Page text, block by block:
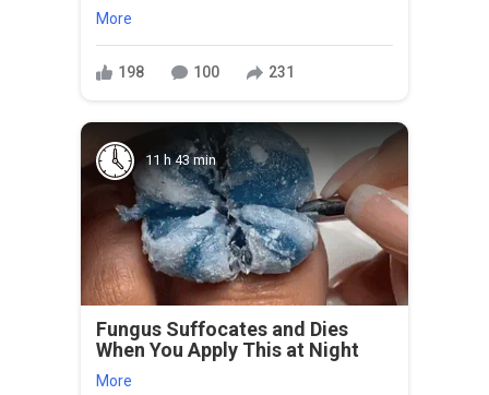
More
198 100 231
11 h 43 min
Fungus Suffocates and Dies
When You Apply This at Night
More